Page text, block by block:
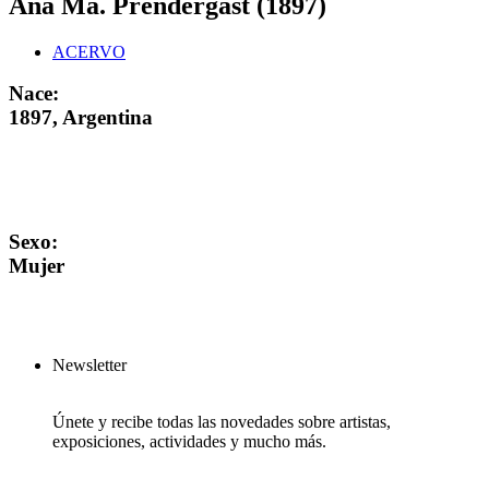
ACERVO
Nace:
1897, Argentina
Sexo:
Mujer
Newsletter
Únete y recibe todas las novedades sobre artistas,
exposiciones, actividades y mucho más.